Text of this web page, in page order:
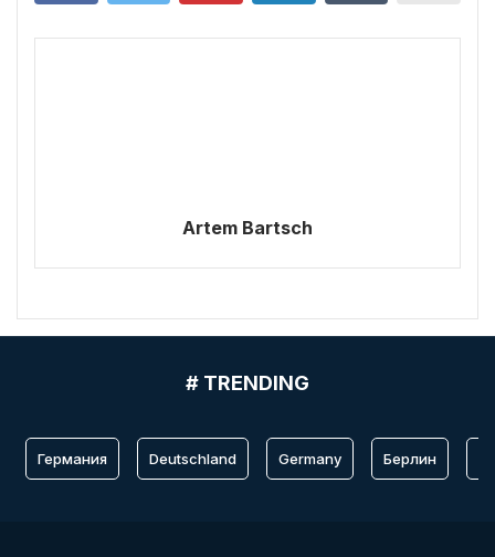
Artem Bartsch
# TRENDING
Германия Deutschland Germany Берлин